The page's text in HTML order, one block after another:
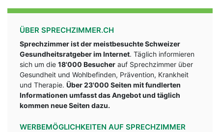
ÜBER SPRECHZIMMER.CH
Sprechzimmer ist der meistbesuchte Schweizer
Gesundheitsratgeber im Internet. Täglich informieren
sich um die 18'000 Besucher auf Sprechzimmer über
Gesundheit und Wohlbefinden, Prävention, Krankheit
und Therapie. Über 23'000 Seiten mit fundlerten
Informationen umfasst das Angebot und täglich
kommen neue Seiten dazu.
WERBEMÖGLICHKEITEN AUF SPRECHZIMMER